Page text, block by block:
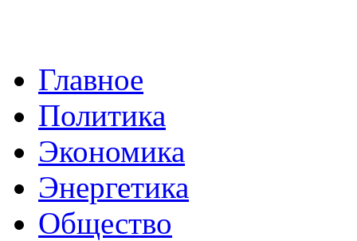
Главное
Политика
Экономика
Энергетика
Общество